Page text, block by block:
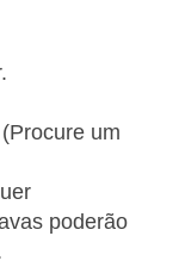
um
poderão